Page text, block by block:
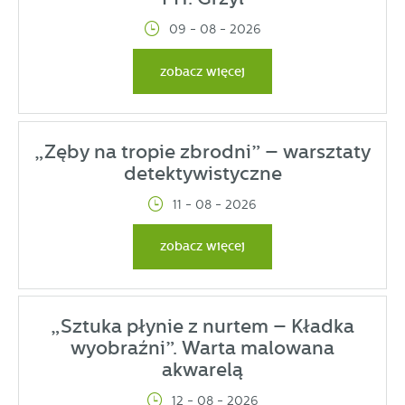
09 - 08 - 2026
zobacz więcej
„Zęby na tropie zbrodni” – warsztaty
detektywistyczne
11 - 08 - 2026
zobacz więcej
„Sztuka płynie z nurtem – Kładka
wyobraźni”. Warta malowana
akwarelą
12 - 08 - 2026